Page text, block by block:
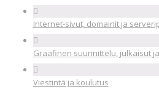
Internet-sivut, domainit ja
Graafinen suunnittelu, julkaisut
Viestintä ja koulutus